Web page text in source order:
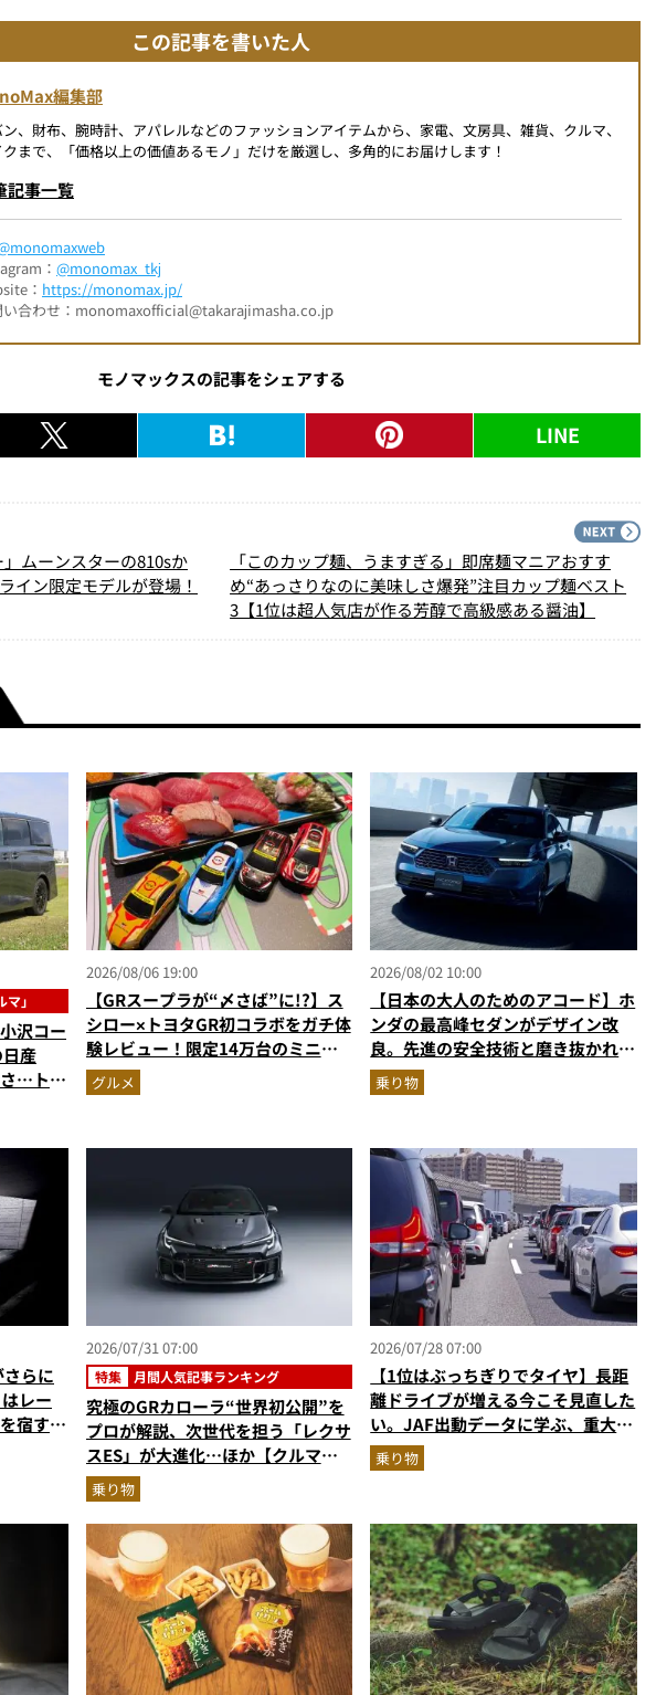
この記事を書いた人
編集部
ン、財布、腕時計、アパレルなどのファッションアイテムから、家電、文房具、雑貨、クルマ、
クまで、「価格以上の価値あるモノ」だけを厳選し、多角的にお届けします！
記事一覧
： @monomax_tkj
： https://monomax.jp/
い合わせ：monomaxofficial@takarajimasha.co.jp
モノマックスの記事をシェアする
LINE
」ムーンスターの810sか
イン限定モデルが登場！
「このカップ麺、うますぎる」即席麺マニアおすす
め“あっさりなのに美味しさ爆発”注目カップ麺ベスト
3【1位は超人気店が作る芳醇で高級感ある醤油】
」
沢コー
産
さ…トル
＆
チェッ
2026/08/06 19:00
【GRスープラが“〆さば”に!?】ス
シロー×トヨタGR初コラボをガチ体
験レビュー！限定14万台のミニカ
ー＆体験型演出に大人も子供も大興
奮間違いなし
グルメ
2026/08/02 10:00
【日本の大人のためのアコード】ホ
ンダの最高峰セダンがデザイン改
良。先進の安全技術と磨き抜かれた
美しさでさらに上質に
乗り物
さらに
レー
宿す傑
2026/07/31 07:00
特集 月間人気記事ランキング
究極のGRカローラ“世界初公開”を
プロが解説、次世代を担う「レクサ
スES」が大進化…ほか【クルマの
人気記事ランキングベスト3】
（2026年6月版）
乗り物
2026/07/28 07:00
【1位はぶっちぎりでタイヤ】長距
離ドライブが増える今こそ見直した
い。JAF出動データに学ぶ、重大ト
ラブル回避の「実は簡単な」セルフ
メンテ術
乗り物